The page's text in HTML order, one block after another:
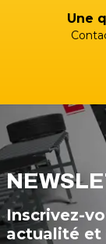
Une
Inscrivez-
actualité et